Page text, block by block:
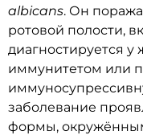
albicans. Он
ротовой полости,
диагностируется
иммунитетом или
заболевание
формы,